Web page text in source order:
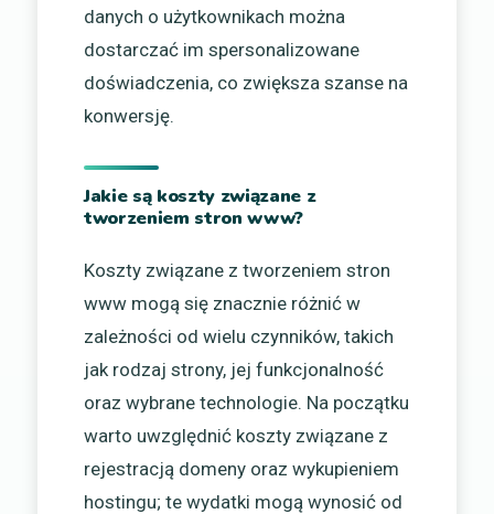
danych o użytkownikach można
dostarczać im spersonalizowane
doświadczenia, co zwiększa szanse na
konwersję.
Jakie są koszty związane z
tworzeniem stron www?
Koszty związane z tworzeniem stron
www mogą się znacznie różnić w
zależności od wielu czynników, takich
jak rodzaj strony, jej funkcjonalność
oraz wybrane technologie. Na początku
warto uwzględnić koszty związane z
rejestracją domeny oraz wykupieniem
hostingu; te wydatki mogą wynosić od